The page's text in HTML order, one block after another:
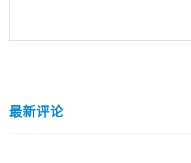
最新评论